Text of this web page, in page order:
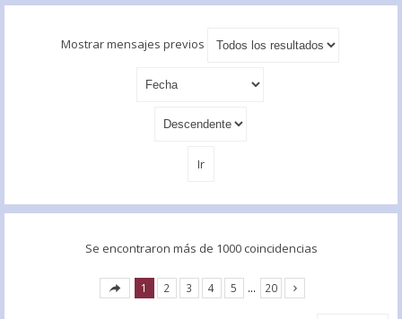
Mostrar mensajes previos
Se encontraron más de 1000 coincidencias
1 2 3 4 5 … 20